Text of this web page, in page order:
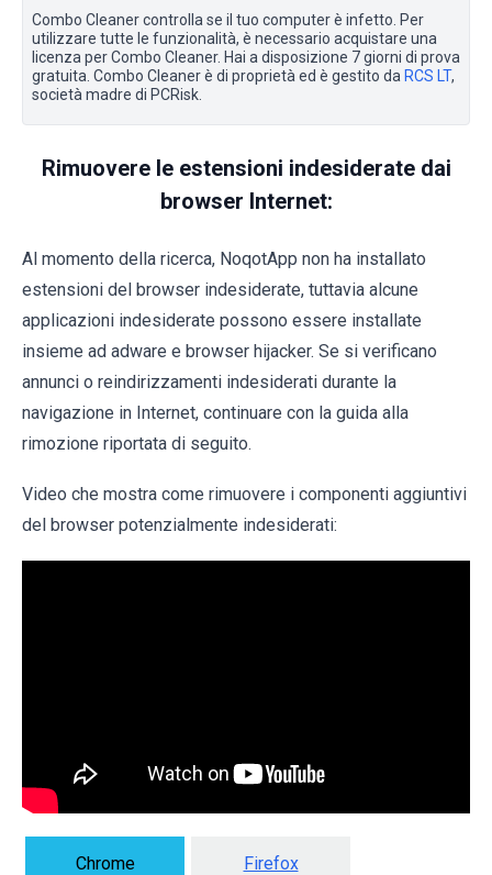
Combo Cleaner controlla se il tuo computer è infetto. Per
utilizzare tutte le funzionalità, è necessario acquistare una
licenza per Combo Cleaner. Hai a disposizione 7 giorni di prova
gratuita. Combo Cleaner è di proprietà ed è gestito da RCS LT,
società madre di PCRisk.
Rimuovere le estensioni indesiderate dai
browser Internet:
Al momento della ricerca, NoqotApp non ha installato
estensioni del browser indesiderate, tuttavia alcune
applicazioni indesiderate possono essere installate
insieme ad adware e browser hijacker. Se si verificano
annunci o reindirizzamenti indesiderati durante la
navigazione in Internet, continuare con la guida alla
rimozione riportata di seguito.
Video che mostra come rimuovere i componenti aggiuntivi
del browser potenzialmente indesiderati:
Chrome Firefox